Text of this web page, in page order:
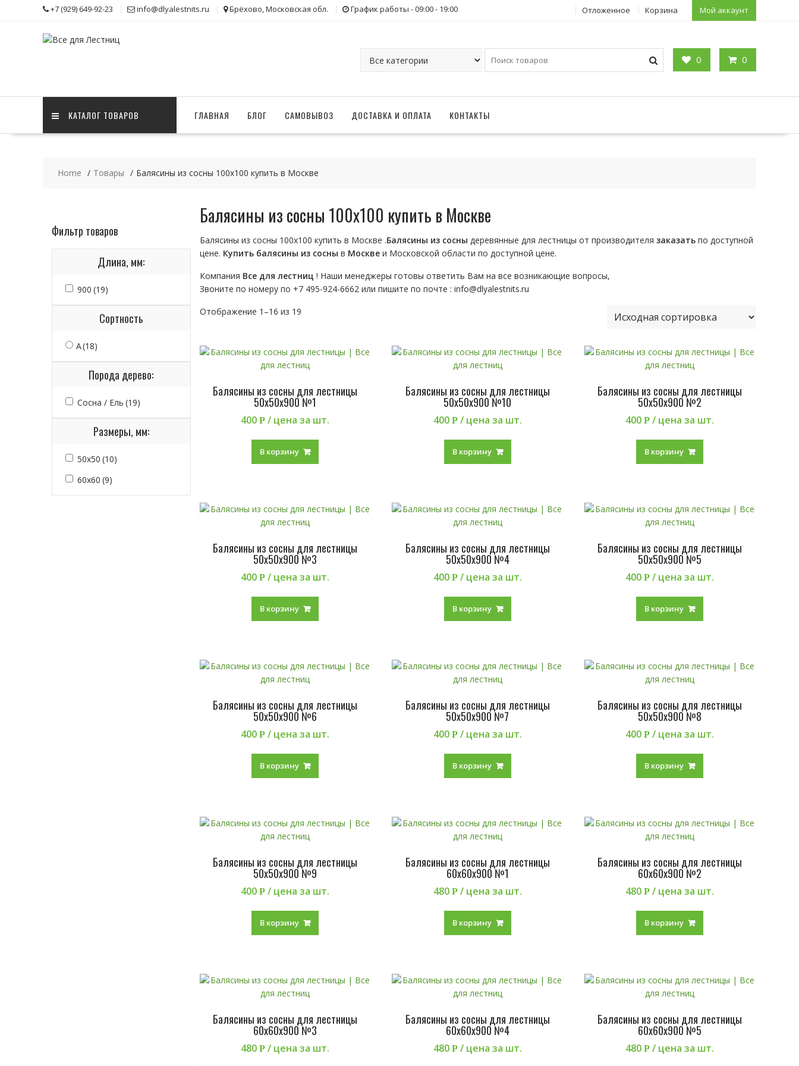
+7 (929) 649-92-23 info@dlyalestnits.ru Брёхово, Московская обл. График работы - 09:00 - 19:00 Отложенное Корзина Мой аккаунт
0 0
КАТАЛОГ ТОВАРОВ ГЛАВНАЯ БЛОГ САМОВЫВОЗ ДОСТАВКА И ОПЛАТА КОНТАКТЫ
Home Товары Балясины из сосны 100х100 купить в Москве
Балясины из сосны 100х100 купить в Москве
Балясины из сосны 100х100 купить в Москве .Балясины из сосны деревянные для лестницы от производителя заказать по доступной
цене. Купить балясины из сосны в Москве и Московской области по доступной цене.
Компания Все для лестниц ! Наши менеджеры готовы ответить Вам на все возникающие вопросы,
Звоните по номеру по +7 495-924-6662 или пишите по почте : info@dlyalestnits.ru
Отображение 1–16 из 19
Балясины из сосны для лестницы
50х50х900 №1
400Р / цена за шт.
В корзину
Балясины из сосны для лестницы
50х50х900 №10
400 Р / цена за шт.
В корзину
Балясины из сосны для лестницы
50х50х900 №2
400Р / цена за шт.
В корзину
Балясины из сосны для лестницы
50х50х900 №3
400Р / цена за шт.
В корзину
Балясины из сосны для лестницы
50х50х900 №4
400 Р / цена за шт.
В корзину
Балясины из сосны для лестницы
50х50х900 №5
400Р / цена за шт.
В корзину
Балясины из сосны для лестницы
50х50х900 №6
400Р / цена за шт.
В корзину
Балясины из сосны для лестницы
50х50х900 №7
400 Р / цена за шт.
В корзину
Балясины из сосны для лестницы
50х50х900 №8
400Р / цена за шт.
В корзину
Балясины из сосны для лестницы
50х50х900 №9
400Р / цена за шт.
В корзину
Балясины из сосны для лестницы
60х60х900 №1
480 Р / цена за шт.
В корзину
Балясины из сосны для лестницы
60х60х900 №2
480Р / цена за шт.
В корзину
Балясины из сосны для лестницы
60х60х900 №3
480Р / цена за шт.
Балясины из сосны для лестницы
60х60х900 №4
480 Р / цена за шт.
Балясины из сосны для лестницы
60х60х900 №5
480Р / цена за шт.
Фильтр товаров
Длина, мм:
900 (19)
Сортность
А(18)
Порода дерево:
Сосна / Ель (19)
Размеры, мм:
50х50 (10)
60х60 (9)